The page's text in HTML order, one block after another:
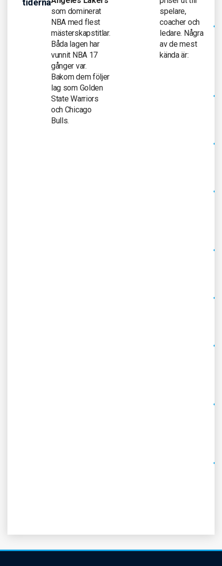
tiderna
som dominerat
NBA med flest
mästerskapstitlar.
Båda lagen har
vunnit NBA 17
gånger var.
Bakom dem följer
lag som Golden
State Warriors
och Chicago
Bulls.
spelare,
coacher och
ledare. Några
av de mest
kända är: